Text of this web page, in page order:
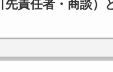
責任者・商談）